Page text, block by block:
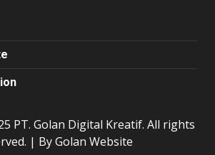
PT. Golan Digital Kreatif. All rights
| By Golan Website